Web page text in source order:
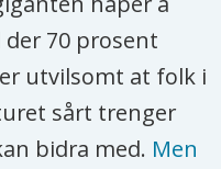
70 prosent
utvilsomt at folk i
sårt trenger
bidra med. Men